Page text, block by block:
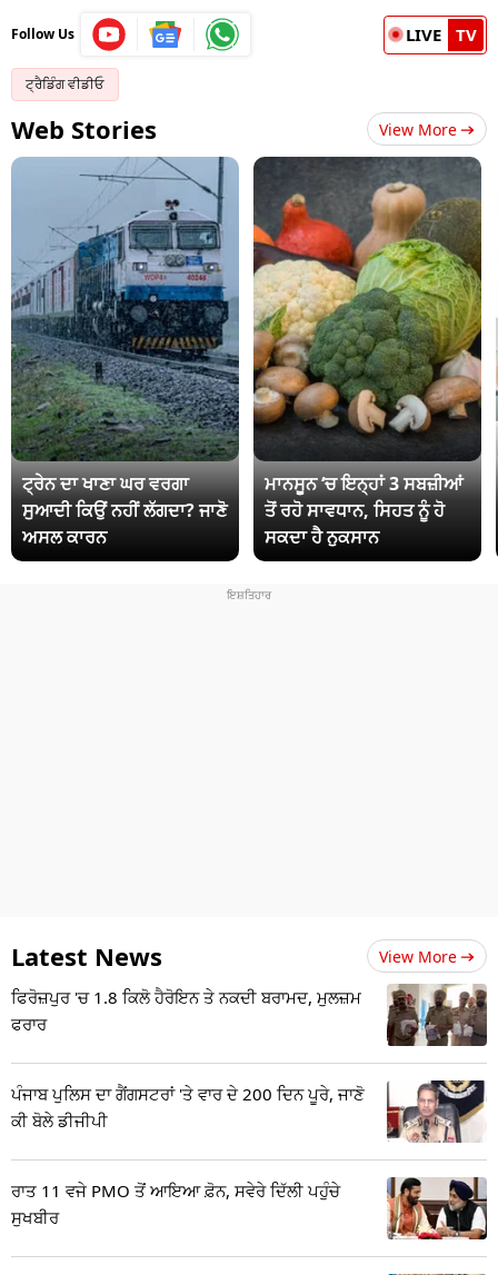
Follow Us LIVE TV
ਟ੍ਰੈਡਿੰਗ ਵੀਡੀਓ
Web Stories View More
ਟ੍ਰੇਨ ਦਾ ਖਾਣਾ ਘਰ ਵਰਗਾ
ਸੁਆਦੀ ਕਿਉਂ ਨਹੀਂ ਲੱਗਦਾ? ਜਾਣੋ
ਅਸਲ ਕਾਰਨ
ਮਾਨਸੂਨ ‘ਚ ਇਨ੍ਹਾਂ 3 ਸਬਜ਼ੀਆਂ
ਤੋਂ ਰਹੋ ਸਾਵਧਾਨ, ਸਿਹਤ ਨੂੰ ਹੋ
ਸਕਦਾ ਹੈ ਨੁਕਸਾਨ
Latest News View More
ਫਿਰੋਜ਼ਪੁਰ 'ਚ 1.8 ਕਿਲੋ ਹੈਰੋਇਨ ਤੇ ਨਕਦੀ ਬਰਾਮਦ, ਮੁਲਜ਼ਮ
ਫਰਾਰ
ਪੰਜਾਬ ਪੁਲਿਸ ਦਾ ਗੈਂਗਸਟਰਾਂ 'ਤੇ ਵਾਰ ਦੇ 200 ਦਿਨ ਪੂਰੇ, ਜਾਣੋ
ਕੀ ਬੋਲੇ ਡੀਜੀਪੀ
ਰਾਤ 11 ਵਜੇ PMO ਤੋਂ ਆਇਆ ਫ਼ੋਨ, ਸਵੇਰੇ ਦਿੱਲੀ ਪਹੁੰਚੇ
ਸੁਖਬੀਰ